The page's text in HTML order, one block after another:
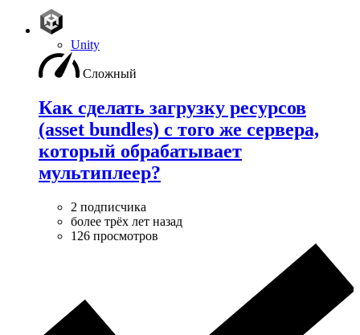
Unity
Сложный
Как сделать загрузку ресурсов
(asset bundles) с того же сервера,
который обрабатывает
мультиплеер?
2 подписчика
более трёх лет назад
126 просмотров